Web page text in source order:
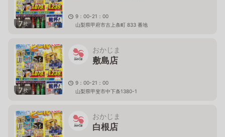
7枚
9：00-21：00
山梨県甲府市古上条町 833 番地
7枚
おかじま
敷島店
9：00-21：00
山梨県甲斐市中下条1380-1
おかじま
白根店